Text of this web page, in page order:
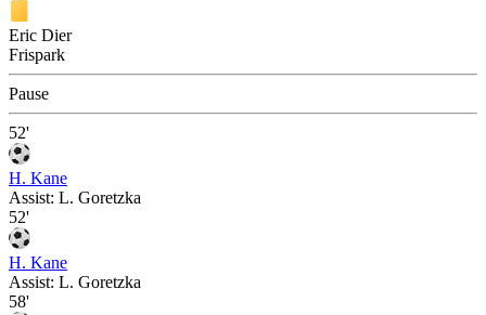
Eric Dier
Frispark
Pause
52'
H. Kane
Assist: L. Goretzka
52'
H. Kane
Assist: L. Goretzka
58'